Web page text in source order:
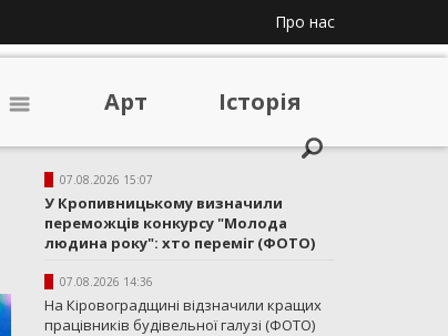
Про нас
Арт Iсторiя
07.08.2026 15:07
У Кропивницькому визначили
переможців конкурсу "Молода
людина року": хто переміг (ФОТО)
07.08.2026 14:36
На Кіровоградщині відзначили кращих
працівників будівельної галузі (ФОТО)